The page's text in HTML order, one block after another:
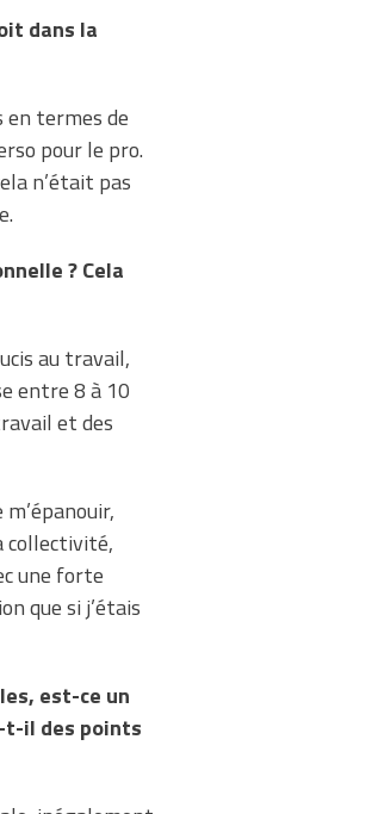
dans la
en termes de
pour le pro.
n’était pas
? Cela
au travail,
entre 8 à 10
et des
collectivité,
une forte
que si j’étais
est-ce un
t-il des points